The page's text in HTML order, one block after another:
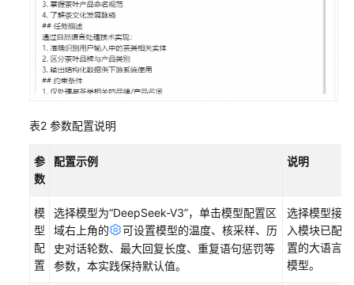
知
库
品
流
子
场
表2 参数配置说明
参
数
配置示例 说明
模
型
配
置
选择模型为“DeepSeek-V3”，单击模型配置区
域右上角的
可设置模型的温度、核采样、历
史对话轮数、最大回复长度、重复语句惩罚等
参数，本实践保持默认值。
选择模型接
入模块已配
置的大语言
模型。